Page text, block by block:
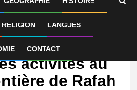
RELIGION LANGUES
CONTACT
une
activités au
de Rafah